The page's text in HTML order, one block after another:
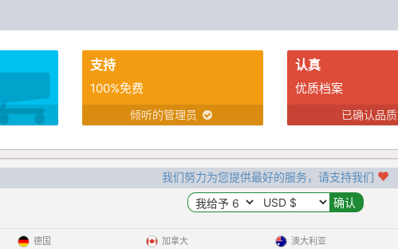
支持
100%免费
倾听的管理员
认真
优质档案
已确认品质
我们努力为您提供最好的服务，请支持我们
德国 加拿大 澳大利亚